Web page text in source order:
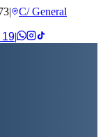
|
C/ General
19|